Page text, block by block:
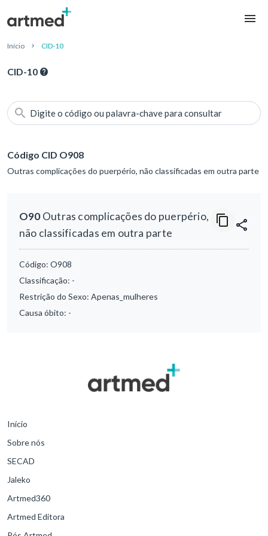
Início CID-10
CID-10
Digite o código ou palavra-chave para consultar
Código CID O908
Outras complicações do puerpério, não classificadas em outra parte
O90Outras complicações do puerpério,
não classificadas em outra parte
Código: O908
Classificação: -
Restrição do Sexo: Apenas_mulheres
Causa óbito: -
Início
Sobre nós
SECAD
Jaleko
Artmed360
Artmed Editora